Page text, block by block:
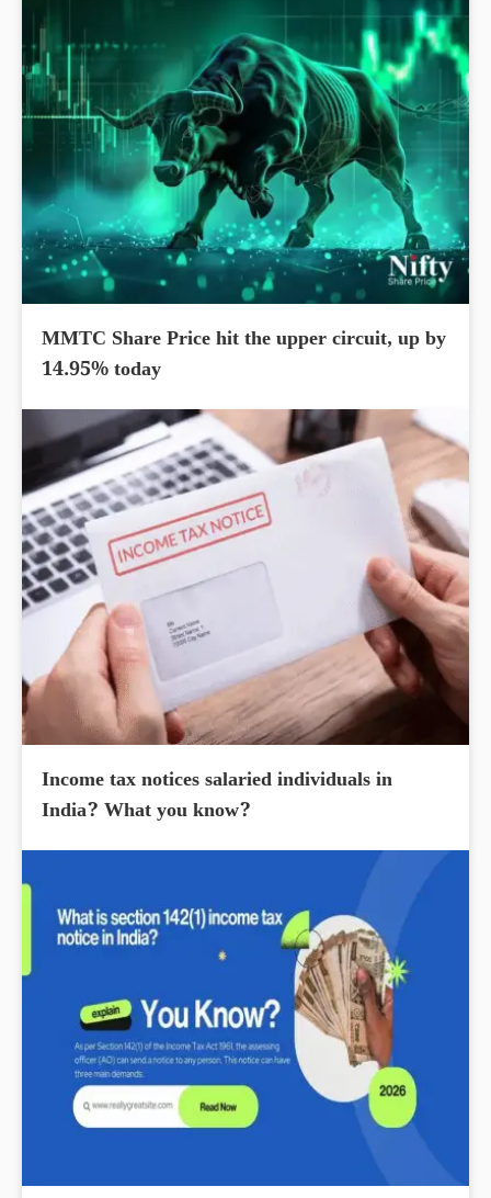
MMTC Share Price hit the upper circuit, up by
14.95% today
Income tax notices salaried individuals in
India? What you know?